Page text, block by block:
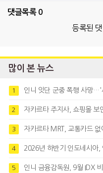
댓글목록 0
등록된
많이 본 뉴스
1 인니 잇단 군중 폭행 사망…'
2 자카르타 주지사, 쇼핑몰
3 자카르타 MRT, 교통카드
4 2026년 하반기 인도네시아,
5 인니 금융감독원, 9월 IDX 비